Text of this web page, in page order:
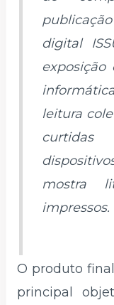
digital
leitura
mostra
impressos.
O produto
principal